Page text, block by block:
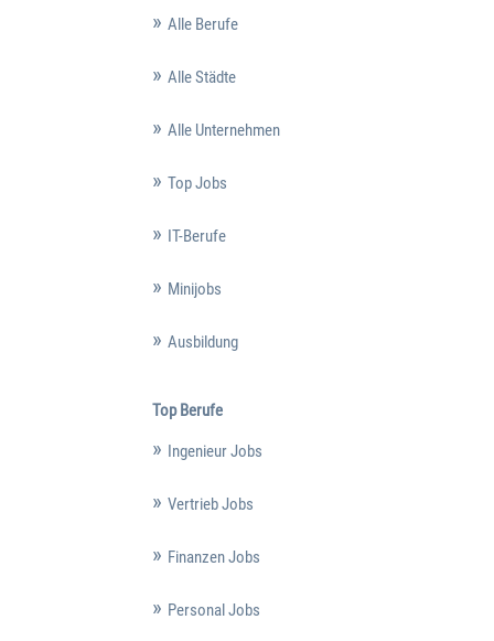
Alle Berufe
Alle Städte
Alle Unternehmen
Top Jobs
IT-Berufe
Minijobs
Ausbildung
Top Berufe
Ingenieur Jobs
Vertrieb Jobs
Finanzen Jobs
Personal Jobs